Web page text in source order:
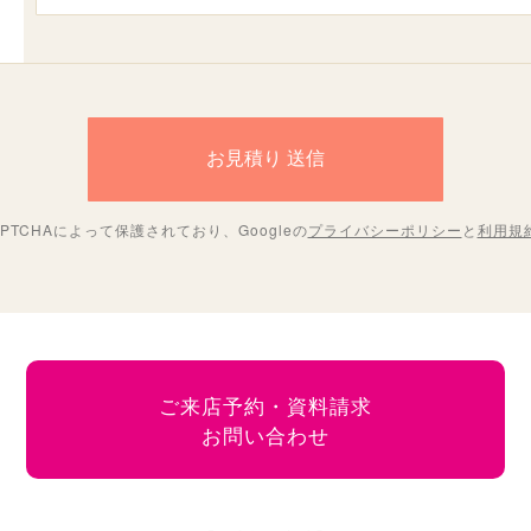
によって保護されており、Googleのプライバシーポリシー と 利用規
ご来店予約・資料請求
お問い合わせ